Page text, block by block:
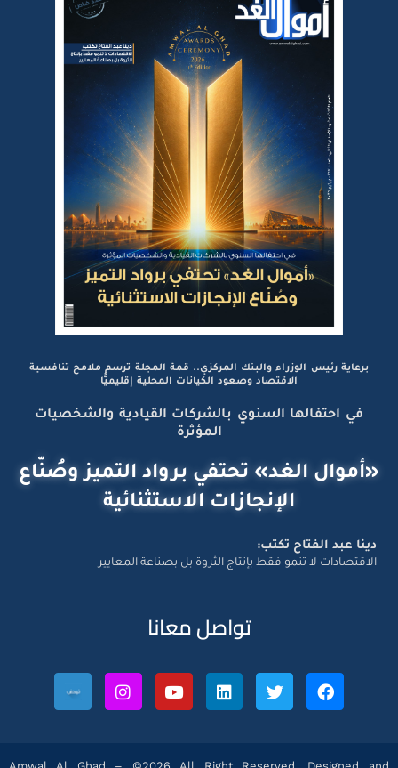
برعاية رئيس الوزراء والبنك المركزي.. قمة المجلة ترسم ملامح تنافسية
الاقتصاد وصعود الكيانات المحلية إقليميًّا
في احتفالها السنوي بالشركات القيادية والشخصيات
المؤثرة
«أموال الغد» تحتفي برواد التميز وصُنّاع
الإنجازات الاستثنائية
دينا عبد الفتاح تكتب:
الاقتصادات لا تنمو فقط بإنتاج الثروة بل بصناعة المعايير
تواصل معانا